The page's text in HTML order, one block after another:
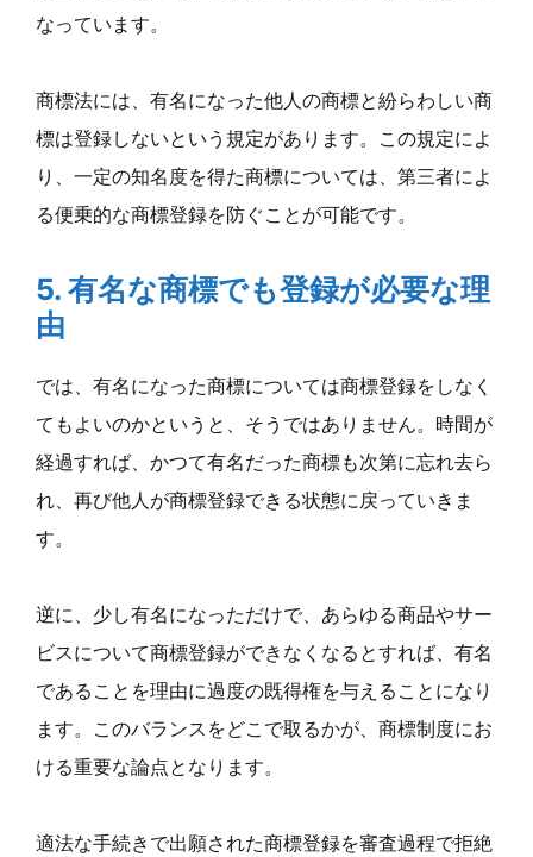
なっています。
商標法には、有名になった他人の商標と紛らわしい商
標は登録しないという規定があります。この規定によ
り、一定の知名度を得た商標については、第三者によ
る便乗的な商標登録を防ぐことが可能です。
5. 有名な商標でも登録が必要な理
由
では、有名になった商標については商標登録をしなく
てもよいのかというと、そうではありません。時間が
経過すれば、かつて有名だった商標も次第に忘れ去ら
れ、再び他人が商標登録できる状態に戻っていきま
す。
逆に、少し有名になっただけで、あらゆる商品やサー
ビスについて商標登録ができなくなるとすれば、有名
であることを理由に過度の既得権を与えることになり
ます。このバランスをどこで取るかが、商標制度にお
ける重要な論点となります。
適法な手続きで出願された商標登録を審査過程で拒絶